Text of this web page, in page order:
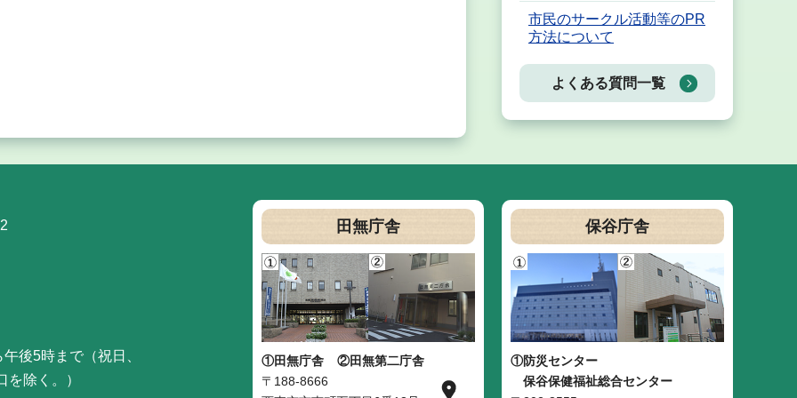
市民のサークル活動等のPR
方法について
よくある質問一覧
後5時まで（祝日、
除く。）
田無庁舎
①田無庁舎
②田無第二庁舎
〒188-8666
保谷庁舎
①防災センター
保谷保健福祉総合センター